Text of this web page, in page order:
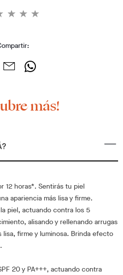
más!
12 horas*. Sentirás tu piel
apariencia más lisa y firme.
piel, actuando contra los 5
alisando y rellenando arrugas
lisa, firme y luminosa. Brinda efecto
20 y PA+++, actuando contra